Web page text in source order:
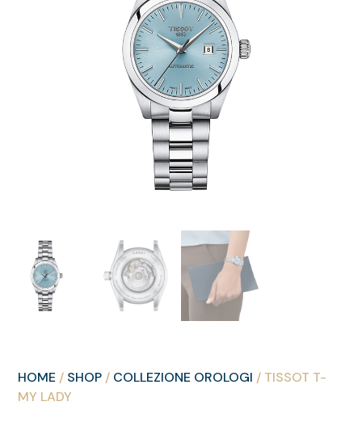
HOME / SHOP / COLLEZIONE OROLOGI / TISSOT T-
MY LADY